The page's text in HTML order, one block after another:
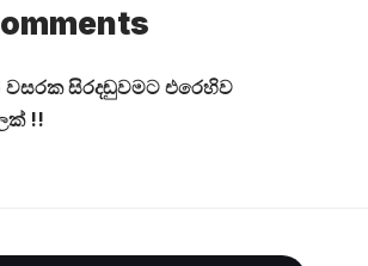
වසරක සිරදඬුවමට එරෙහිව
!!